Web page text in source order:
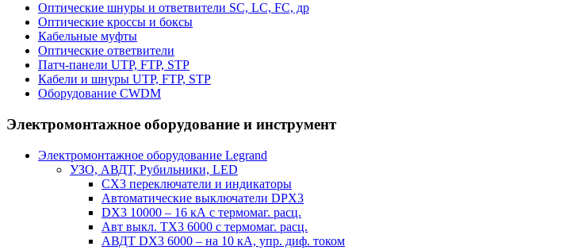
Оптические шнуры и ответвители SC, LC, FC, др
Оптические кроссы и боксы
Кабельные муфты
Оптические ответвители
Патч-панели UTP, FTP, STP
Кабели и шнуры UTP, FTP, STP
Оборудование CWDM
Электромонтажное оборудование и инструмент
Электромонтажное оборудование Legrand
УЗО, АВДТ, Рубильники, LED
CX3 переключатели и индикаторы
Автоматические выключатели DPX3
DX3 10000 – 16 кА с термомаг. расц.
Авт выкл. TX3 6000 с термомаг. расц.
АВДТ DX3 6000 – на 10 кА, упр. диф. током